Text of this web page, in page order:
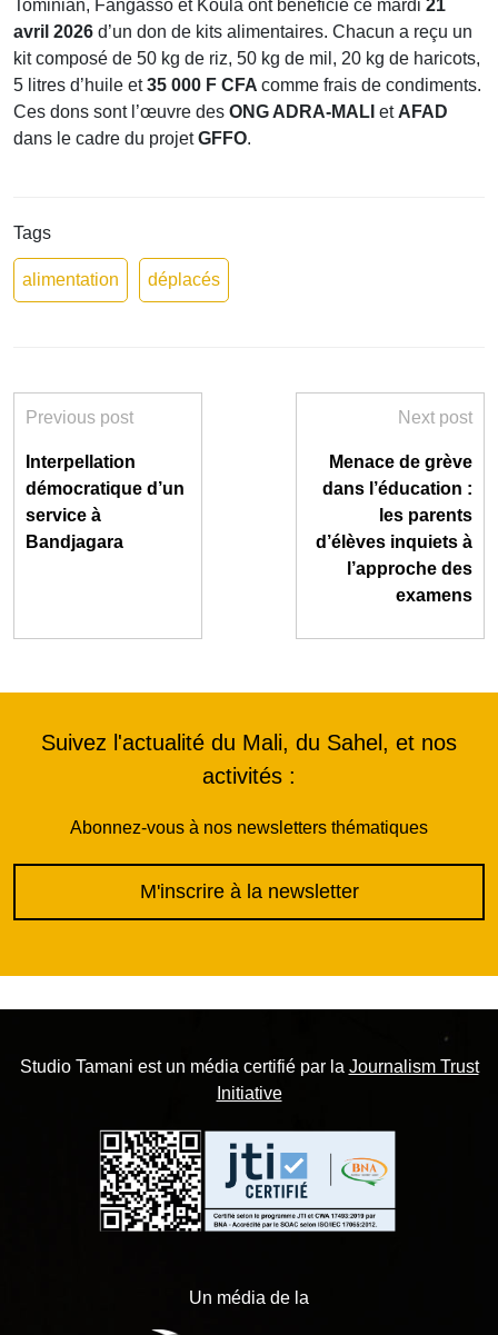
Tominian, Fangasso et Koula ont bénéficié ce mardi 21
avril 2026 d’un don de kits alimentaires. Chacun a reçu un
kit composé de 50 kg de riz, 50 kg de mil, 20 kg de haricots,
5 litres d’huile et35 000 F CFA comme frais de condiments.
Ces dons sont l’œuvre des ONG ADRA-MALI et AFAD
dans le cadre du projetGFFO.
Tags
alimentation déplacés
Previous post
Interpellation
démocratique d’un
service à
Bandjagara
Next post
Menace de grève
dans l’éducation :
les parents
d’élèves inquiets à
l’approche des
examens
Suivez l'actualité du Mali, du Sahel, et nos
activités :
Abonnez-vous à nos newsletters thématiques
M'inscrire à la newsletter
Studio Tamani est un média certifié par la Journalism Trust
Initiative
Un média de la